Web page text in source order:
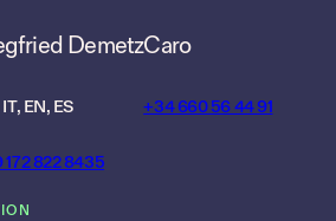
Demetz
EN, ES
172 822 8435
Caro
+34 660 56 44 91